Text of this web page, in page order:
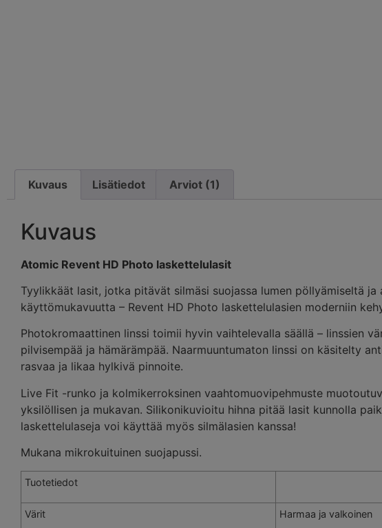
Kuvaus Lisätiedot Arviot (1)
Kuvaus
Atomic Revent HD Photo laskettelulasit
Tyylikkäät lasit, jotka pitävät silmäsi suojassa lumen pöllyämiseltä
käyttömukavuutta – Revent HD Photo laskettelulasien moderniin
Photokromaattinen linssi toimii hyvin vaihtelevalla säällä – linssien
pilvisempää ja hämärämpää. Naarmuuntumaton linssi on käsitelty
rasvaa ja likaa hylkivä pinnoite.
Live Fit -runko ja kolmikerroksinen vaahtomuovipehmuste
yksilöllisen ja mukavan. Silikonikuvioitu hihna pitää lasit kunnolla
laskettelulaseja voi käyttää myös silmälasien kanssa!
Mukana mikrokuituinen suojapussi.
Tuotetiedot
Värit Harmaa ja valkoinen